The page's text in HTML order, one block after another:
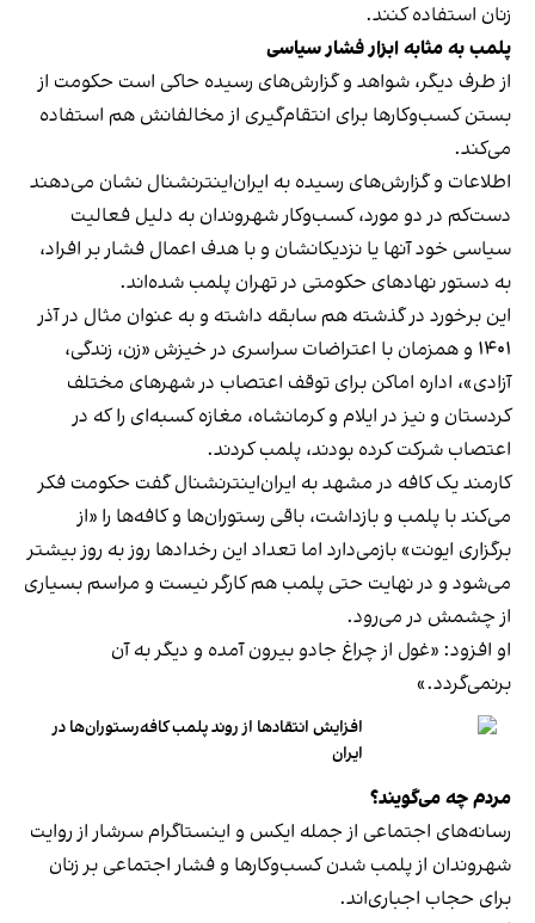
زنان استفاده کنند.
پلمب به مثابه ابزار فشار سیاسی
از طرف دیگر، شواهد و گزارش‌های رسیده حاکی است حکومت از
بستن کسب‌وکارها برای انتقام‌گیری از مخالفانش هم استفاده
می‌کند.
اطلاعات و گزارش‌های رسیده به ایران‌اینترنشنال نشان می‌دهند
دست‌کم در دو مورد، کسب‌وکار شهروندان به دلیل فعالیت
سیاسی خود آنها یا نزدیکانشان و با هدف اعمال فشار بر افراد،
به دستور نهادهای حکومتی در تهران پلمب شده‌اند.
این برخورد در گذشته هم سابقه داشته و به عنوان مثال در آذر
۱۴۰۱ و همزمان با اعتراضات سراسری در خیزش «زن، زندگی،
آزادی»، اداره اماکن برای توقف اعتصاب در شهرهای مختلف
کردستان و نیز در ایلام و کرمانشاه، مغازه کسبه‌ای را که در
اعتصاب شرکت کرده بودند، پلمب کردند.
کارمند یک کافه در مشهد به ایران‌اینترنشنال گفت حکومت فکر
می‌کند با پلمب و بازداشت، باقی رستوران‌ها و کافه‌ها را «از
برگزاری ایونت» بازمی‌دارد اما تعداد این رخدادها روز به روز بیشتر
می‌شود و در نهایت حتی پلمب هم کارگر نیست و مراسم بسیاری
از چشمش در می‌رود.
او افزود: «غول از چراغ جادو بیرون آمده و دیگر به آن
برنمی‎‌گردد.»
افزایش انتقادها از روند پلمب کافه‌رستوران‌ها در
ایران
مردم چه می‌گویند؟
رسانه‎‌های اجتماعی از جمله ایکس و اینستاگرام سرشار از روایت
شهروندان از پلمب شدن کسب‌وکارها و فشار اجتماعی بر زنان
برای حجاب اجباری‌اند.